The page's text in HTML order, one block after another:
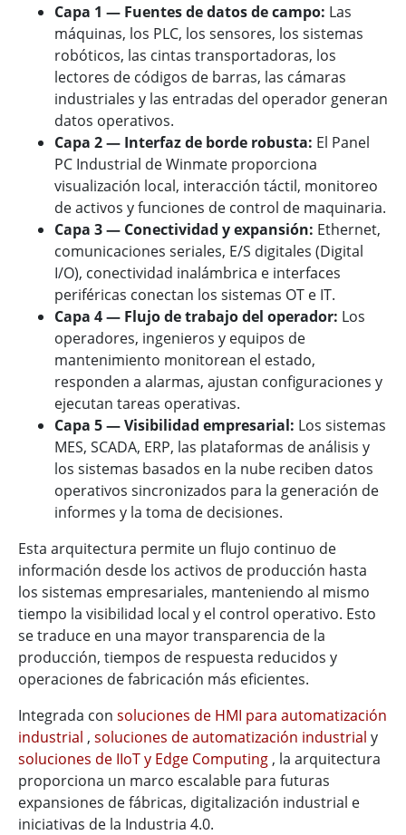
Capa 1 — Fuentes de datos de campo: Las
máquinas, los PLC, los sensores, los sistemas
robóticos, las cintas transportadoras, los
lectores de códigos de barras, las cámaras
industriales y las entradas del operador generan
datos operativos.
Capa 2 — Interfaz de borde robusta: El Panel
PC Industrial de Winmate proporciona
visualización local, interacción táctil, monitoreo
de activos y funciones de control de maquinaria.
Capa 3 — Conectividad y expansión: Ethernet,
comunicaciones seriales, E/S digitales (Digital
I/O), conectividad inalámbrica e interfaces
periféricas conectan los sistemas OT e IT.
Capa 4 — Flujo de trabajo del operador: Los
operadores, ingenieros y equipos de
mantenimiento monitorean el estado,
responden a alarmas, ajustan configuraciones y
ejecutan tareas operativas.
Capa 5 — Visibilidad empresarial: Los sistemas
MES, SCADA, ERP, las plataformas de análisis y
los sistemas basados en la nube reciben datos
operativos sincronizados para la generación de
informes y la toma de decisiones.
Esta arquitectura permite un flujo continuo de
información desde los activos de producción hasta
los sistemas empresariales, manteniendo al mismo
tiempo la visibilidad local y el control operativo. Esto
se traduce en una mayor transparencia de la
producción, tiempos de respuesta reducidos y
operaciones de fabricación más eficientes.
Integrada con soluciones de HMI para automatización
industrial , soluciones de automatización industrial y
soluciones de IIoT y Edge Computing , la arquitectura
proporciona un marco escalable para futuras
expansiones de fábricas, digitalización industrial e
iniciativas de la Industria 4.0.